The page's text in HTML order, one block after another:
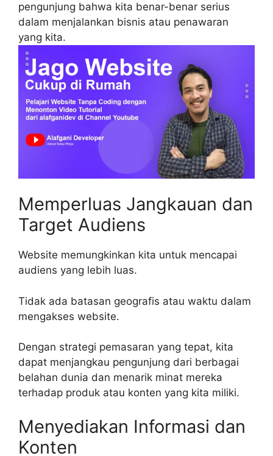
pengunjung bahwa kita benar-benar serius
dalam menjalankan bisnis atau penawaran
yang kita.
Memperluas Jangkauan dan
Target Audiens
Website memungkinkan kita untuk mencapai
audiens yang lebih luas.
Tidak ada batasan geografis atau waktu dalam
mengakses website.
Dengan strategi pemasaran yang tepat, kita
dapat menjangkau pengunjung dari berbagai
belahan dunia dan menarik minat mereka
terhadap produk atau konten yang kita miliki.
Menyediakan Informasi dan
Konten